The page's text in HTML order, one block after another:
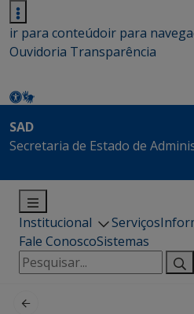
ir para conteúdoir para
Ouvidoria Transparência
SAD
Secretaria de Estado de
Institucional Serviços
Fale ConoscoSistemas
Pesquisar
por: